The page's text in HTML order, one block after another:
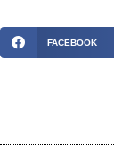
FACEBOOK